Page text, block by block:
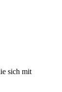
sich mit